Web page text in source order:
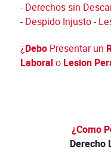
-Derechos sin
-Despido Injusto-
¿Debo Presentar un
Laboralo Lesion
¿Como
Derecho